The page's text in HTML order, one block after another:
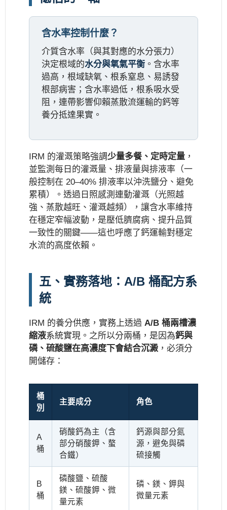
含水率控制什麼？
介質含水率（與其對應的水分張力）
決定根域的水分與氧氣平衡 。含水率
過高，根域缺氧、根系窒息、易誘發
根部病害；含水率過低，根系吸水受
阻，連帶影響仰賴蒸散流運輸的鈣等
養分抵達果實。
IRM 的灌溉策略強調少量多餐、定時定量 ，
並監測每日的灌溉量、排液量與排液率（一
般控制在 20–40% 排液率以沖洗鹽分、避免
累積）。透過日照感測連動灌溉（光照越
強、蒸散越旺、灌溉越頻），讓含水率維持
在穩定窄幅波動，是壓低臍腐病、提升品質
一致性的關鍵——這也呼應了鈣運輸對穩定
水流的高度依賴。
五、實務落地：A/B 桶配方系
統
IRM 的養分供應，實務上透過 A/B 桶兩槽濃
縮液系統實現。之所以分兩桶，是因為鈣與
磷、硫酸鹽在高濃度下會結合沉澱 ，必須分
開儲存：
桶
別
主要成分 角色
A
桶
硝酸鈣為主（含
部分硝酸鉀、螯
合鐵）
鈣源與部分氮
源，避免與磷
硫接觸
B
桶
磷酸鹽、硫酸
鎂、硫酸鉀、微
量元素
磷、鎂、鉀與
微量元素